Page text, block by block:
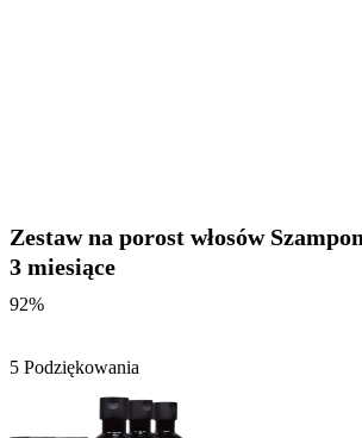
Zestaw na porost włosów
3 miesiące
92%
5 Podziękowania